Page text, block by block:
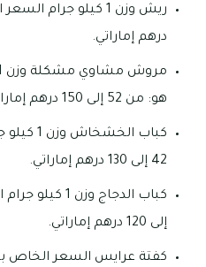
درهم إماراتي.
هو: من 52 إلى 150 درهم إماراتي.
كباب
42 إلى 130 درهم إماراتي.
إلى 120 درهم إماراتي.
كفتة عرايس السعر الخاص به هو: 39 درهم